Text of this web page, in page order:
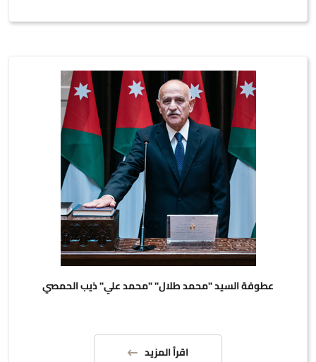
عطوفة السيد "محمد طلال" "محمد علي" ذيب الحمصي
اقرأ المزيد